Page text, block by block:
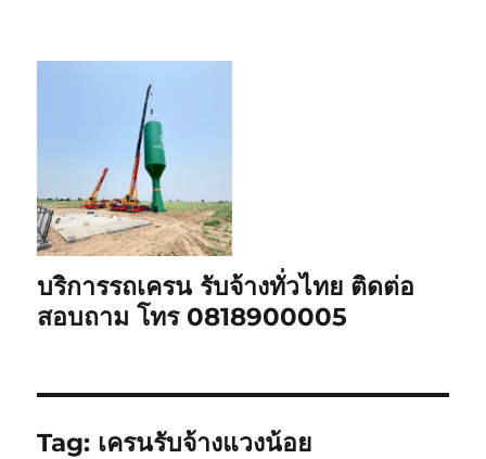
บริการรถเครน รับจ้างทั่วไทย ติดต่อ
สอบถาม โทร 0818900005
Tag: เครนรับจ้างแวงน้อย